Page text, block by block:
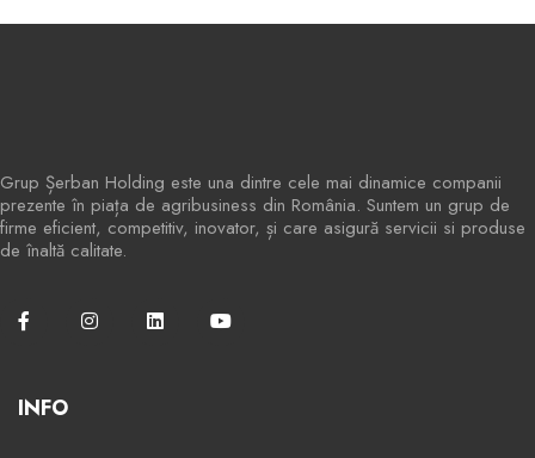
Grup Șerban Holding este una dintre cele mai dinamice companii
prezente în piața de agribusiness din România. Suntem un grup de
firme eficient, competitiv, inovator, și care asigură servicii si produse
de înaltă calitate.
INFO